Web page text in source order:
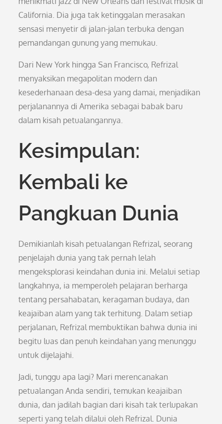
California. Dia juga tak ketinggalan merasakan
sensasi menyetir di jalan-jalan terbuka dengan
pemandangan gunung yang memukau.
Dari New York hingga San Francisco, Refrizal
menyaksikan megapolitan modern dan
kesederhanaan desa-desa yang damai, menjadikan
perjalanannya di Amerika sebagai babak baru
dalam kisah petualangannya.
Kesimpulan:
Kembali ke
Pangkuan Dunia
Demikianlah kisah petualangan Refrizal, seorang
penjelajah dunia yang tak pernah lelah
mengeksplorasi keindahan dunia ini. Melalui setiap
langkahnya, ia memperoleh pelajaran berharga
tentang persahabatan, keragaman budaya, dan
keajaiban alam yang tak terhitung. Dalam setiap
perjalanan, Refrizal membuktikan bahwa dunia ini
begitu luas dan penuh keindahan yang menunggu
untuk dijelajahi.
Jadi, tunggu apa lagi? Mari merencanakan
petualangan Anda sendiri, temukan keajaiban
dunia, dan jadilah bagian dari kisah tak terlupakan
seperti yang telah dilalui oleh Refrizal. Dunia